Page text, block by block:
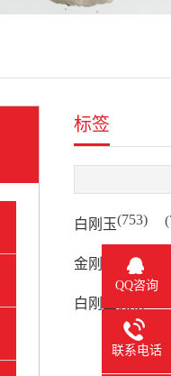
标签
白刚玉(753)
金刚砂 (135)
白刚玉微粉
QQ咨询
联系电话